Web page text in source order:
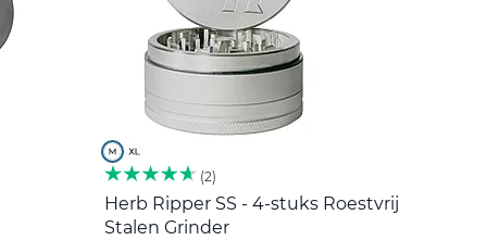
2
Herb Ripper SS - 4-stuks Roestvrij
Stalen Grinder